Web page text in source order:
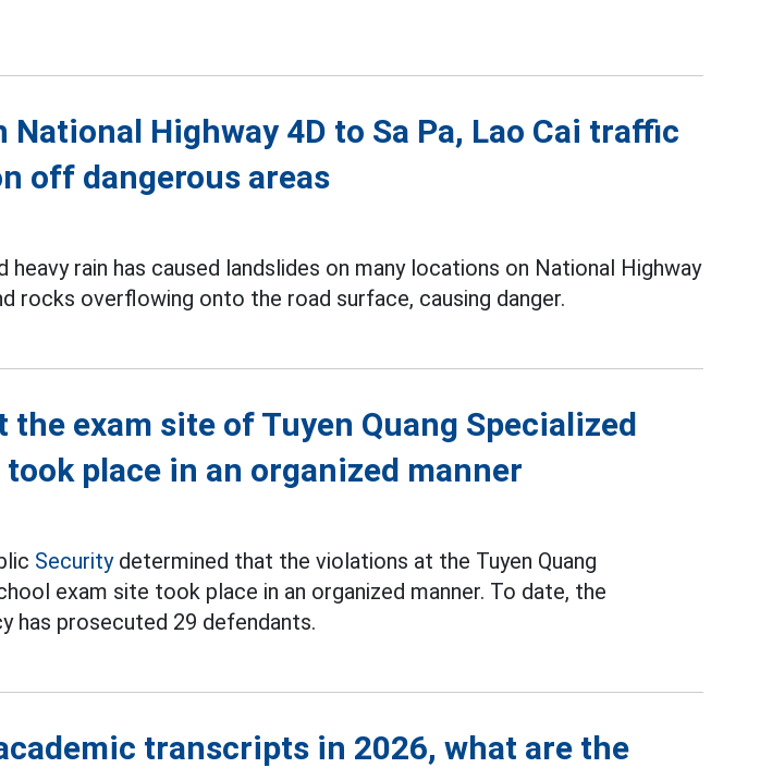
National Highway 4D to Sa Pa, Lao Cai traffic
off dangerous areas
heavy rain has caused landslides on many locations on National Highway
rocks overflowing onto the road surface, causing danger.
exam site of Tuyen Quang Specialized
place in an organized manner
Securitydetermined that the violations at the Tuyen Quang
exam site took place in an organized manner. To date, the
has prosecuted 29 defendants.
transcripts in 2026, what are the